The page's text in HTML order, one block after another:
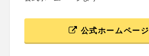
公式ホームページ